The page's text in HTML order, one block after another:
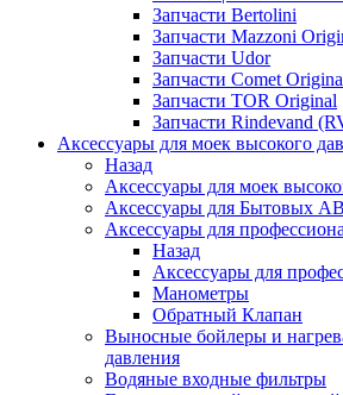
Запчасти Bertolini
Запчасти Mazzoni
Запчасти Udor
Запчасти Comet
Запчасти TOR Original
Запчасти Rindevand
Аксессуары для моек высокого
Назад
Аксессуары для моек
Аксессуары для Бытовых
Аксессуары для
Назад
Аксессуары для
Манометры
Обратный Клапан
Выносные бойлеры и
давления
Водяные входные фильтры